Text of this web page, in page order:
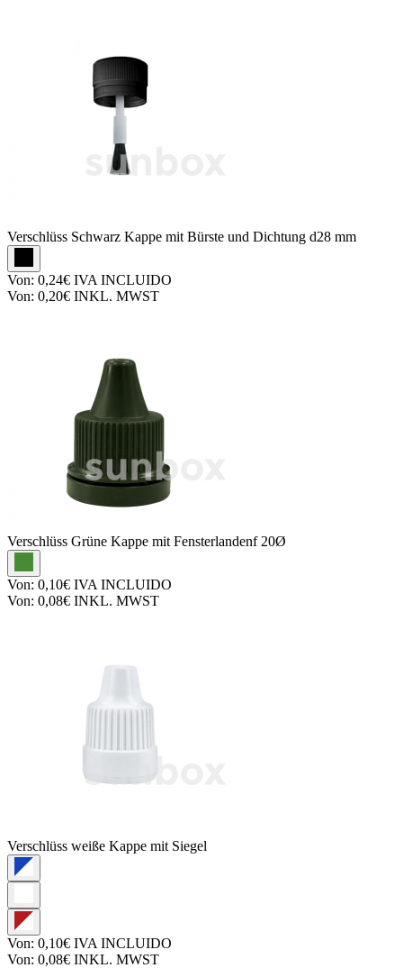
Verschlüss Schwarz Kappe mit Bürste und Dichtung d28 mm
Von: 0,24€ IVA INCLUIDO
Von: 0,20€ INKL. MWST
Verschlüss Grüne Kappe mit Fensterlandenf 20Ø
Von: 0,10€ IVA INCLUIDO
Von: 0,08€ INKL. MWST
Verschlüss weiße Kappe mit Siegel
Von: 0,10€ IVA INCLUIDO
Von: 0,08€ INKL. MWST